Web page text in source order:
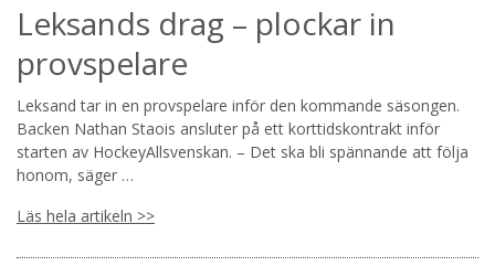
Leksands drag – plockar in
provspelare
Leksand tar in en provspelare inför den kommande säsongen.
Backen Nathan Staois ansluter på ett korttidskontrakt inför
starten av HockeyAllsvenskan. – Det ska bli spännande att följa
honom, säger …
Läs hela artikeln >>